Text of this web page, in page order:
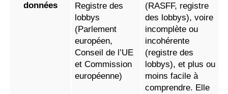
données
Registre des
lobbys
(Parlement
européen,
Conseil de l’UE
et Commission
européenne)
(RASFF, registre
des lobbys), voire
incomplète ou
incohérente
(registre des
lobbys), et plus ou
moins facile à
comprendre. Elle